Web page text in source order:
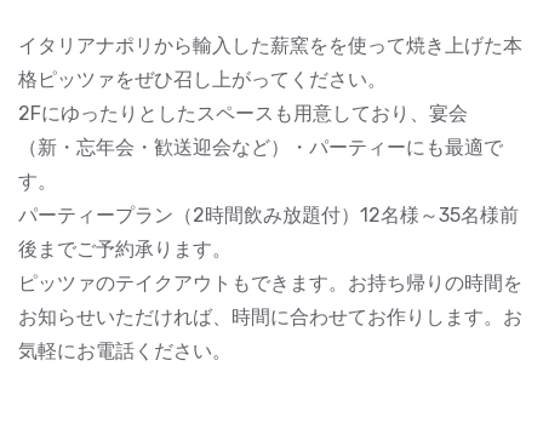
イタリアナポリから輸入した薪窯をを使って焼き上げた本
格ピッツァをぜひ召し上がってください。
2Fにゆったりとしたスペースも用意しており、宴会
（新・忘年会・歓送迎会など）・パーティーにも最適で
す。
パーティープラン（2時間飲み放題付）12名様～35名様前
後までご予約承ります。
ピッツァのテイクアウトもできます。お持ち帰りの時間を
お知らせいただければ、時間に合わせてお作りします。お
気軽にお電話ください。